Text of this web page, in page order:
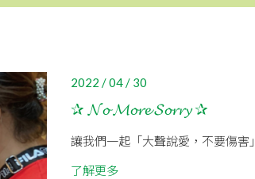
2022 / 04 / 30
✰ 𝓝𝓸 𝓜𝓸𝓻𝓮 𝓢𝓸𝓻𝓻𝔂 ✰
讓我們一起「大聲說愛，不要傷害」
了解更多